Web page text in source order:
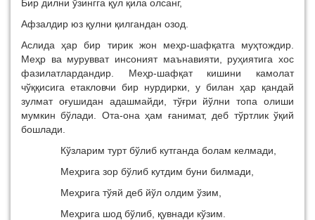
Бир дилни ўзингга қул қила олсанг,
Афзалдир юз қулни қилгандан озод.
Аслида ҳар бир тирик жон меҳр-шафқатга муҳтождир.
Меҳр ва мурувват инсоният маънавияти, руҳиятига хос
фазилатлардандир. Меҳр-шафқат кишини камолат
чўққисига етакловчи бир нурдирки, у билан ҳар қандай
зулмат оғушидан адашмайди, тўғри йўлни топа олиши
мумкин бўлади. Ота-она ҳам ғанимат, деб тўртлик ўқий
бошлади.
Кўзларим турт бўлиб кутганда болам келмади,
Меҳрига зор бўлиб кутдим буни билмади,
Меҳрига тўяй деб йўл олдим ўзим,
Меҳрига шод бўлиб, қувнади кўзим.